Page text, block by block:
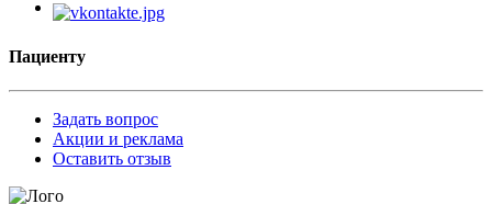
Пациенту
Задать вопрос
Акции и реклама
Оставить отзыв